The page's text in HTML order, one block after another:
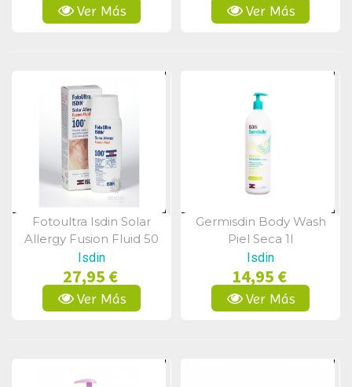
Ver Más Ver Más
Vista Rápida
Fotoultra Isdin Solar
Allergy Fusion Fluid 50
Ml
Isdin
27,95 €
Ver Más
Vista Rápida
Germisdin Body Wash
Piel Seca 1l
Isdin
14,95 €
Ver Más